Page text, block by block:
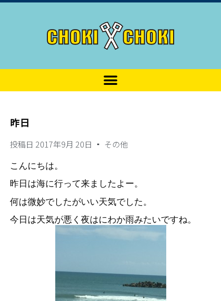
昨日
投稿日 2017年9月 20日 その他
こんにちは。
昨日は海に行って来ましたよー。
何は微妙でしたがいい天気でした。
今日は天気が悪く夜はにわか雨みたいですね。